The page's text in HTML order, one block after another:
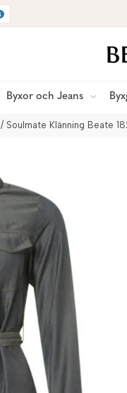
Byxor och Jeans
/ Soulmate Klänning Beate